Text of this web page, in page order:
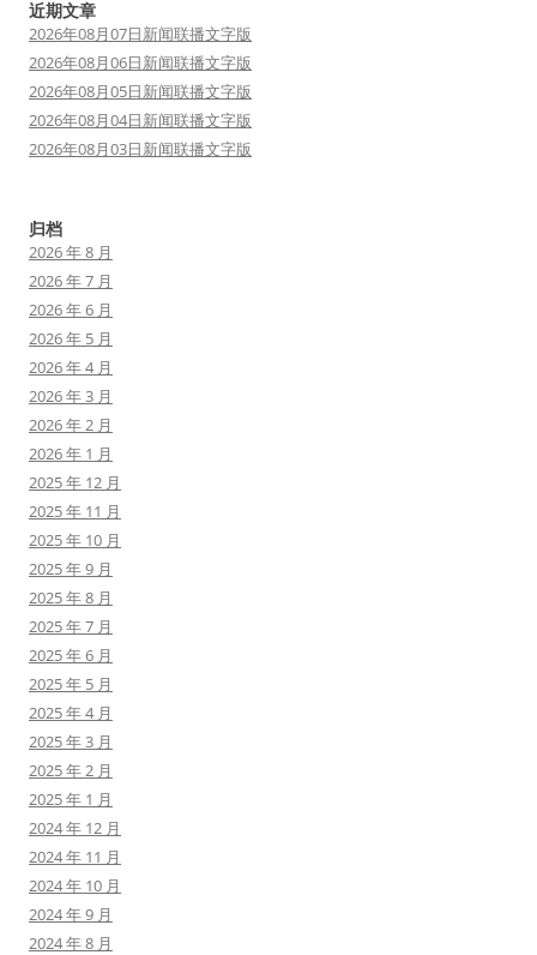
近期文章
2026年08月07日新闻联播文字版
2026年08月06日新闻联播文字版
2026年08月05日新闻联播文字版
2026年08月04日新闻联播文字版
2026年08月03日新闻联播文字版
归档
2026 年 8 月
2026 年 7 月
2026 年 6 月
2026 年 5 月
2026 年 4 月
2026 年 3 月
2026 年 2 月
2026 年 1 月
2025 年 12 月
2025 年 11 月
2025 年 10 月
2025 年 9 月
2025 年 8 月
2025 年 7 月
2025 年 6 月
2025 年 5 月
2025 年 4 月
2025 年 3 月
2025 年 2 月
2025 年 1 月
2024 年 12 月
2024 年 11 月
2024 年 10 月
2024 年 9 月
2024 年 8 月